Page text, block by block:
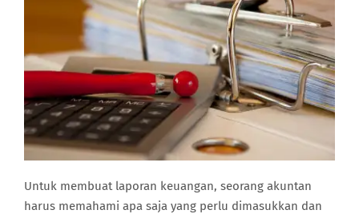
Untuk membuat laporan keuangan, seorang akuntan
harus memahami apa saja yang perlu dimasukkan dan